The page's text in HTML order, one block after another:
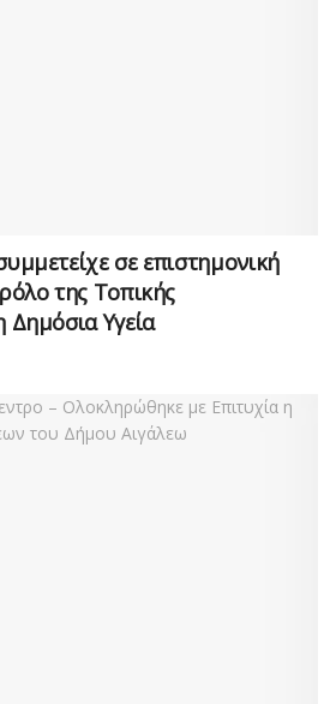
σε επιστημονική
της Τοπικής
Δημόσια Υγεία